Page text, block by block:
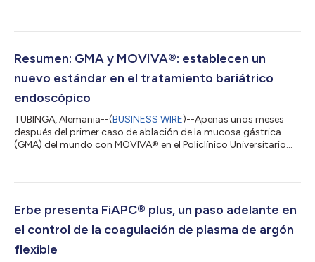
en el tratamiento endoscópico de la obesidad. MOVIVA® será el
realizarán de Milán, del 14 al 16 de mayo de 2026. Los médicos
podrán conocer esta tecno...
Resumen: GMA y MOVIVA®: establecen un
nuevo estándar en el tratamiento bariátrico
endoscópico
TUBINGA, Alemania--(BUSINESS WIRE)--Apenas unos meses
después del primer caso de ablación de la mucosa gástrica
(GMA) del mundo con MOVIVA® en el Policlínico Universitario
80 procedimientos realizados en un breve periodo de tiempo
nueva era en el tratamiento bariátrico endoscópico, ofreciendo
una opción menos invasiva ante...
Erbe presenta FiAPC® plus, un paso adelante en
el control de la coagulación de plasma de argón
flexible